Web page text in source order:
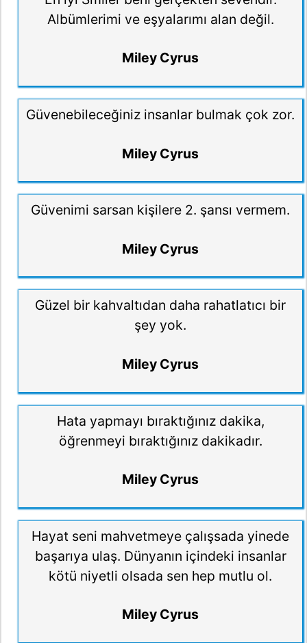
Albümlerimi ve eşyalarımı alan değil.
Miley Cyrus
Güvenebileceğiniz insanlar bulmak çok zor.
Miley Cyrus
Güvenimi sarsan kişilere 2. şansı vermem.
Miley Cyrus
Güzel bir kahvaltıdan daha rahatlatıcı bir
şey yok.
Miley Cyrus
Hata yapmayı bıraktığınız dakika,
öğrenmeyi bıraktığınız dakikadır.
Miley Cyrus
Hayat seni mahvetmeye çalışsada yinede
başarıya ulaş. Dünyanın içindeki insanlar
kötü niyetli olsada sen hep mutlu ol.
Miley Cyrus